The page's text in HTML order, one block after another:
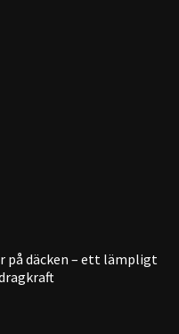
på däcken – ett lämpligt